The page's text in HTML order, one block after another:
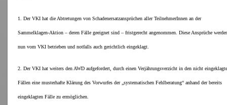
1. Der VKI hat die Abtretungen von Schadenersatzansprüchen aller TeilnehmerInnen an der
Sammelklagen-Aktion – deren Fälle geeignet sind – fristgerecht angenommen. Diese Ansprüche
nun vom VKI betrieben und notfalls auch gerichtlich eingeklagt.
2. Der VKI hat weiters den AWD aufgefordert, durch einen Verjährungsverzicht in den nicht
Fällen eine musterhafte Klärung des Vorwurfes der „systematischen Fehlberatung“ anhand der bereits
eingeklagten Fälle zu ermöglichen.